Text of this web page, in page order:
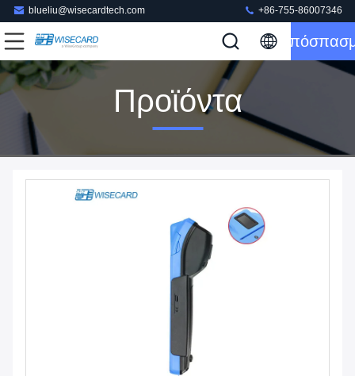
blueliu@wisecardtech.com +86-755-86007346
Προϊόντα